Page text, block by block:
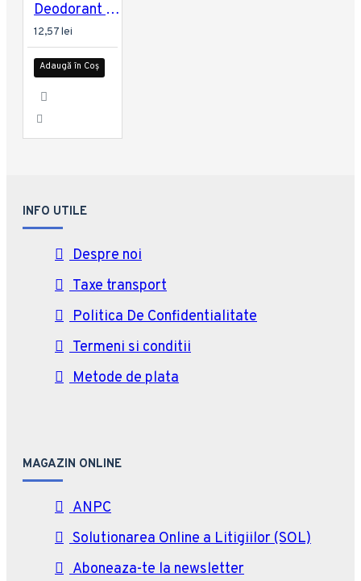
Deodorant Brut Men Oceans 200 ml
12,57 lei
Adaugă în Coș
INFO UTILE
Despre noi
Taxe transport
Politica De Confidentialitate
Termeni si conditii
Metode de plata
MAGAZIN ONLINE
ANPC
Solutionarea Online a Litigiilor (SOL)
Aboneaza-te la newsletter